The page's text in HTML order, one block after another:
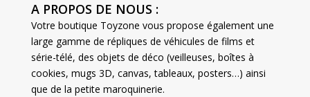
A PROPOS DE NOUS :
Votre boutique Toyzone vous propose également une
large gamme de répliques de véhicules de films et
série-télé, des objets de déco (veilleuses, boîtes à
cookies, mugs 3D, canvas, tableaux, posters…) ainsi
que de la petite maroquinerie.